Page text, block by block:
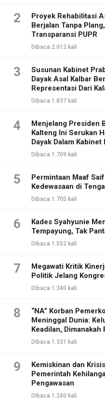
2
Proyek Rehabilitasi
Berjalan Tanpa
Transparansi PUPR
Dibaca 2.012 kali
3
Susunan Kabinet
Dayak Asal Kalbar
Representasi Dari
Dibaca 1.837 kali
4
Menjelang Presiden
Kalteng Ini Serukan
Dayak Dalam
Dibaca 1.709 kali
5
Permintaan Maaf
Kedewasaan di
Dibaca 1.705 kali
6
Kades Syahyunie
Dibaca 1.552 kali
7
Megawati Kritik
Politik Jelang
Dibaca 1.340 kali
8
“NA” Korban
Meninggal Dunia:
Keadilan, Dimanakah
Dibaca 1.331 kali
9
Kemiskinan dan
Pemerintah
Pengawasan
Dibaca 1.240 kali